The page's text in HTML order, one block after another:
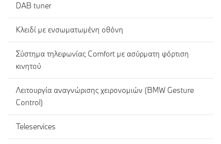
DAB tuner
Κλειδί με ενσωματωμένη οθόνη
Σύστημα τηλεφωνίας Comfort με ασύρματη φόρτιση
κινητού
Λειτουργία αναγνώρισης χειρονομιών (BMW Gesture
Control)
Teleservices